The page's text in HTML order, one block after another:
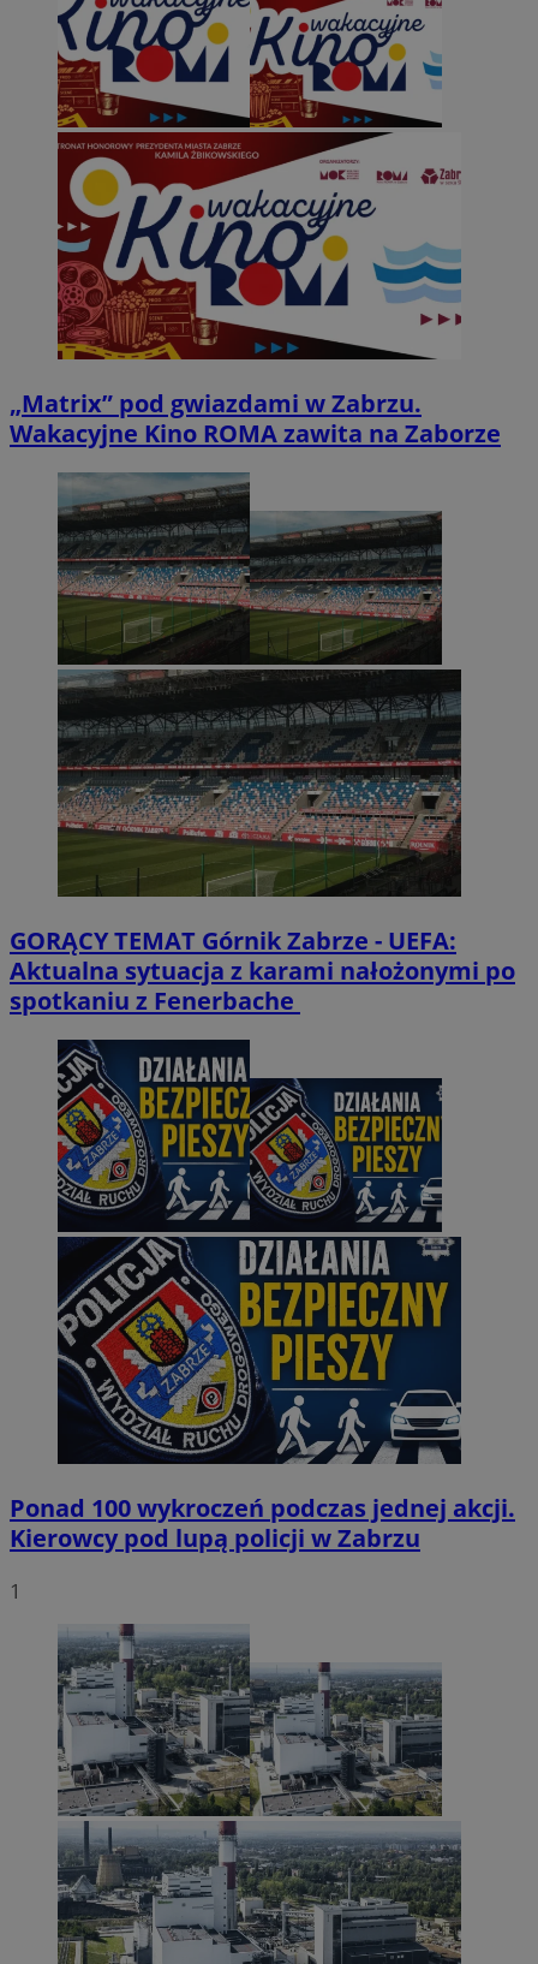
„Matrix” pod gwiazdami w Zabrzu.
Wakacyjne Kino ROMA zawita na Zaborze
GORĄCY TEMAT Górnik Zabrze - UEFA:
Aktualna sytuacja z karami nałożonymi po
spotkaniu z Fenerbache
Ponad 100 wykroczeń podczas jednej akcji.
Kierowcy pod lupą policji w Zabrzu
1